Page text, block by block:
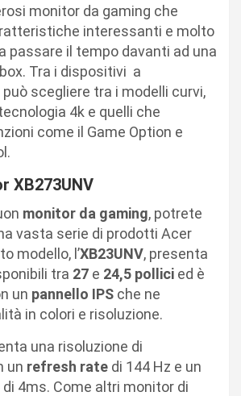
monitor da gaming che
interessanti e molto
passare il tempo davanti ad una
Tra i dispositivi a
scegliere tra i modelli curvi,
4k e quelli che
come il Game Option e
XB273UNV
monitor da gaming, potrete
vasta serie di prodotti Acer
modello, l’XB23UNV, presenta
tra 27 e 24,5 pollici ed è
un pannello IPS che ne
in colori e risoluzione.
una risoluzione di
un refresh rate di 144 Hz e un
di 4ms. Come altri monitor di